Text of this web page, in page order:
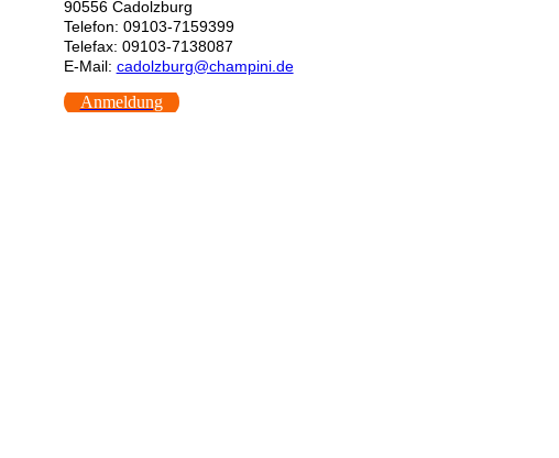
90556 Cadolzburg
Telefon: 09103-7159399
Telefax: 09103-7138087
E-Mail: cadolzburg@champini.de
Anmeldung